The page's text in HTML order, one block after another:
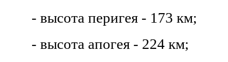
- высота перигея - 173 км;
- высота апогея - 224 км;